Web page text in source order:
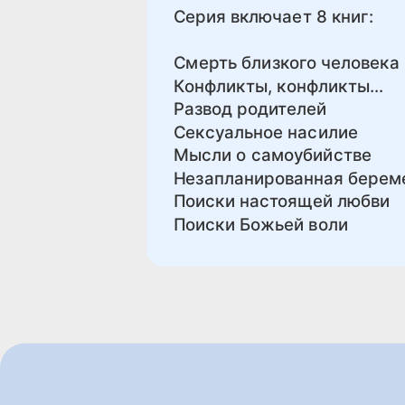
Серия включает 8 книг:
Смерть близкого человека
Конфликты, конфликты…
Развод родителей
Сексуальное насилие
Мысли о самоубийстве
Незапланированная
Поиски настоящей любви
Поиски Божьей воли